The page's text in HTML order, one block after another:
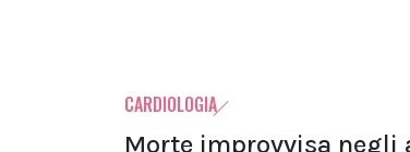
CARDIOLOGIA
Morte improvvisa negli